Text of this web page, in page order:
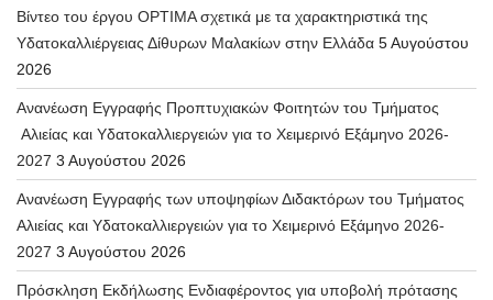
Βίντεο του έργου OPTIMA σχετικά με τα χαρακτηριστικά της
Υδατοκαλλιέργειας Δίθυρων Μαλακίων στην Ελλάδα 5 Αυγούστου
2026
Ανανέωση Εγγραφής Προπτυχιακών Φοιτητών του Τμήματος
Αλιείας και Υδατοκαλλιεργειών για το Χειμερινό Εξάμηνο 2026-
2027 3 Αυγούστου 2026
Ανανέωση Εγγραφής των υποψηφίων Διδακτόρων του Τμήματος
Αλιείας και Υδατοκαλλιεργειών για το Χειμερινό Εξάμηνο 2026-
2027 3 Αυγούστου 2026
Πρόσκληση Εκδήλωσης Ενδιαφέροντος για υποβολή πρότασης